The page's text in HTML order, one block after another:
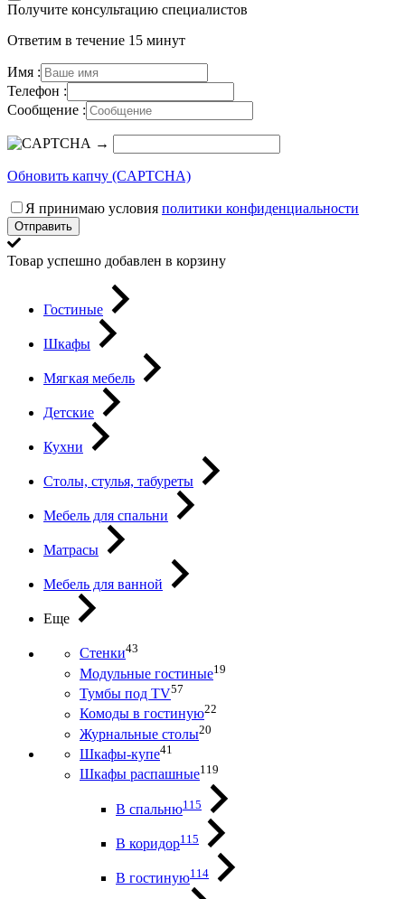
Получите консультацию специалистов
Ответим в течение 15 минут
Имя :
Телефон :
Сообщение :
→
Обновить капчу (CAPTCHA)
Я принимаю условия политики конфиденциальности
Отправить
Товар успешно добавлен в корзину
Гостиные
Шкафы
Мягкая мебель
Детские
Кухни
Столы, стулья, табуреты
Мебель для спальни
Матрасы
Мебель для ванной
Еще
Стенки43
Модульные гостиные19
Тумбы под ТV57
Комоды в гостиную22
Журнальные столы20
Шкафы-купе41
Шкафы распашные119
В спальню115
В коридор115
В гостиную114